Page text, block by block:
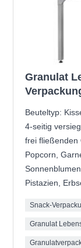
Granulat
Beuteltyp:
4-seitig
frei fließenden
Popcorn,
Pistazien,
Snack-
Granulat